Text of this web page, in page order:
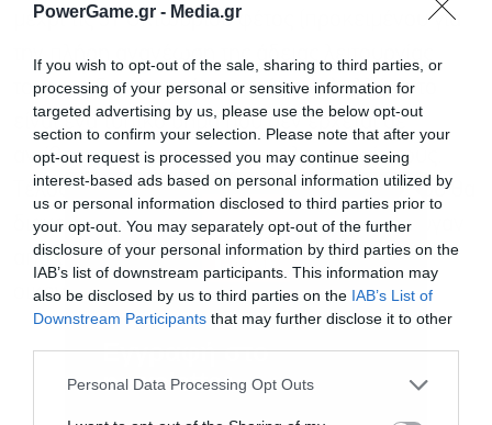
PowerGame.gr - Media.gr
If you wish to opt-out of the sale, sharing to third parties, or
processing of your personal or sensitive information for
targeted advertising by us, please use the below opt-out
section to confirm your selection. Please note that after your
opt-out request is processed you may continue seeing
interest-based ads based on personal information utilized by
us or personal information disclosed to third parties prior to
your opt-out. You may separately opt-out of the further
disclosure of your personal information by third parties on the
IAB’s list of downstream participants. This information may
also be disclosed by us to third parties on the IAB’s List of
Downstream Participants that may further disclose it to other
Personal Data Processing Opt Outs
μέχρι τις 31 Οκτωβρίου φέτος (προκειμένου για
την πλήρη ανανέωση της άδειας λειτουργίας
τους ως διαχειριστές απαιτήσεων) αλλά αυτό
είναι ένα τυπικό βήμα που δεν έρχεται σε
αντίθεση με την απρόσκοπτη λειτουργία τους.
Τέλος καλά, όλα καλά, για τις 18 εταιρείες που θα
διαχειρίζονται 90 δισ. ευρώ δάνεια, που έφυγαν
από τις τράπεζες, αλλά παραμένουν στην
οικονομία.
Εγγραφή στο
newsletter